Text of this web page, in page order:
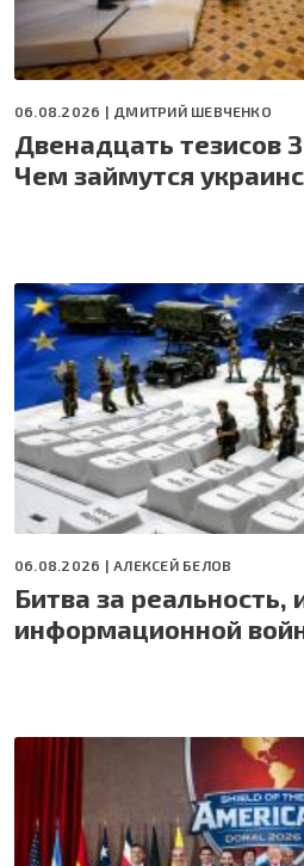
06.08.2026 | ДМИТРИЙ ШЕВЧЕНКО
Двенадцать тезисов
Чем займутся
06.08.2026 |АЛЕКСЕЙ БЕЛОВ
Битва за реальность,
информационной